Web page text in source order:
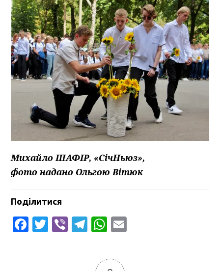
Михайло ШАФІР, «СічНьюз»,
фото надано Ольгою Вітюк
Поділитися
Facebook
Twitter
ViberTelegram
WhatsApp